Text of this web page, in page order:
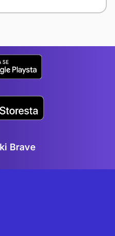
Brave